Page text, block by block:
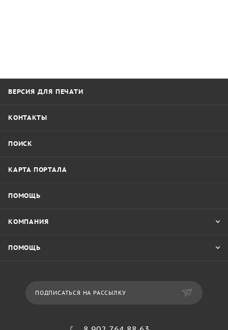
ВЕРСИЯ ДЛЯ ПЕЧАТИ
КОНТАКТЫ
ПОИСК
КАРТА ПОРТАЛА
ПОМОЩЬ
КОМПАНИЯ
ПОМОЩЬ
ПОДПИСАТЬСЯ НА РАССЫЛКУ